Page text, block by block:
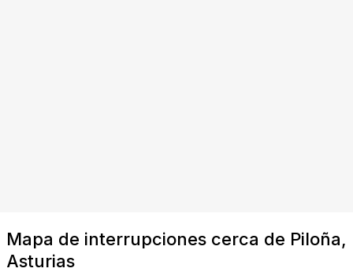
Mapa de interrupciones cerca de Piloña,
Asturias